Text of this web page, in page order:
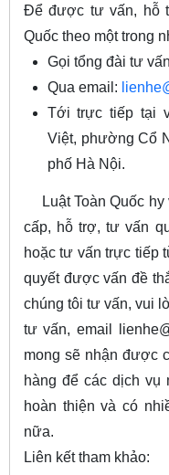
Để được tư vấn, hỗ
Quốc theo một trong
Gọi tổng đài tư
Qua email:
Tới trực tiếp tại
Việt, phường Cổ
phố Hà Nội.
Luật Toàn Quốc hy
cấp, hỗ trợ, tư vấn
hoặc tư vấn trực tiếp
quyết được vấn đề
chúng tôi tư vấn, vui
tư vấn, email
mong sẽ nhận được
hàng để các dịch vụ
hoàn thiện và có
nữa.
Liên kết tham khảo: